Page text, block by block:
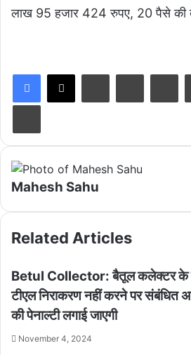
लाख 95 हजार 424 रुपए, 20 पैसे की
Mahesh Sahu
Related Articles
Betul Collector: बैतूल कलेक्टर के
टीएल निराकरण नहीं करने पर संबंधित
की पेनाल्टी लगाई जाएगी
November 4, 2024